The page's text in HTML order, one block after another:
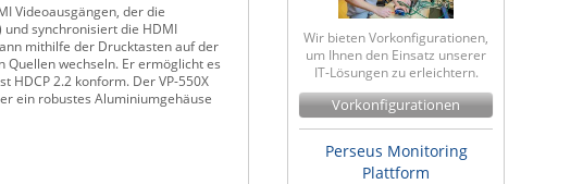
Videoausgängen, der die
und synchronisiert die HDMI
mithilfe der Drucktasten auf der
Quellen wechseln. Er ermöglicht es
HDCP 2.2 konform. Der VP-550X
ein robustes Aluminiumgehäuse
Wir bieten Vorkonfigurationen,
um Ihnen den Einsatz unserer
IT-Lösungen zu erleichtern.
Vorkonfigurationen
Perseus Monitoring
Plattform